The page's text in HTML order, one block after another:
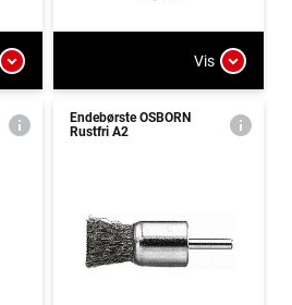
Vis
Endebørste OSBORN
Rustfri A2